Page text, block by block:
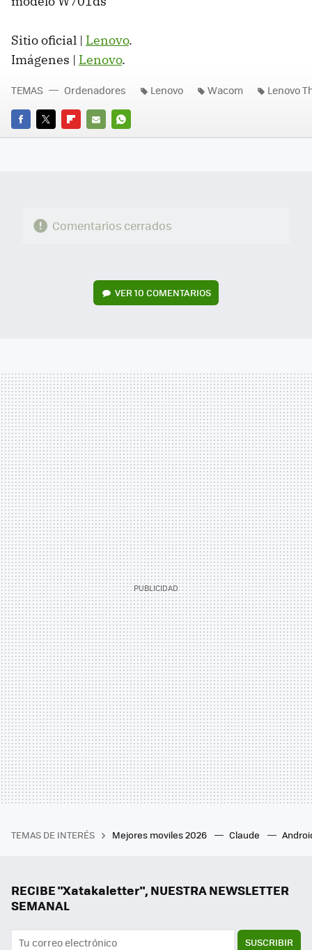
Sitio oficial | Lenovo.
Imágenes | Lenovo.
FACEBOOK
TWITTERFLIPBOARD
E-
WHATSAPP
TEMAS Ordenadores Lenovo Wacom Lenovo
Comentarios cerrados
VER10 COMENTARIOS
TEMAS DE INTERÉS Mejores moviles 2026 Claude
RECIBE "Xatakaletter", NUESTRA NEWSLETTER
SEMANAL
SUSCRIBIR